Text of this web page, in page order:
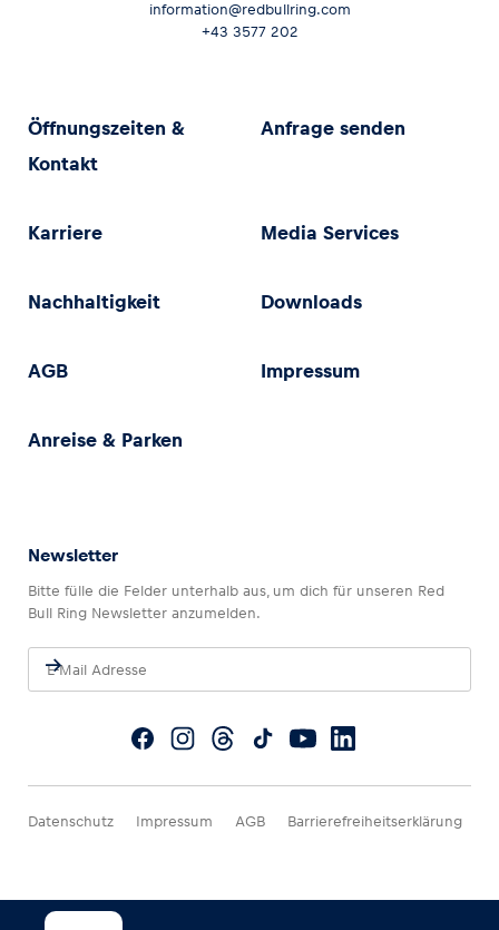
information@redbullring.com
+43 3577 202
Öffnungszeiten &
Kontakt
Anfrage senden
Karriere Media Services
Nachhaltigkeit Downloads
AGB Impressum
Anreise & Parken
Newsletter
Bitte fülle die Felder unterhalb aus, um dich für unseren Red
Bull Ring Newsletter anzumelden.
Datenschutz Impressum AGB Barrierefreiheitserklärung